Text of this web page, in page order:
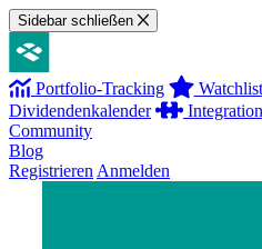
Sidebar schließen
Portfolio-Tracking
Dividendenkalender
Community
Blog
Registrieren Anmelden